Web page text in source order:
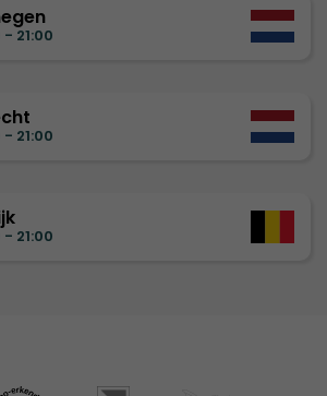
- 21:00
- 21:00
- 21:00